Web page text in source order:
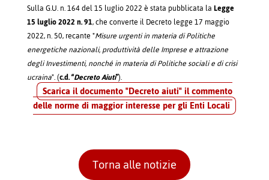
Sulla G.U. n. 164 del 15 luglio 2022 è stata pubblicata laLegge
15 luglio 2022 n. 91, che converte il Decreto legge 17 maggio
2022, n. 50, recante "Misure urgenti in materia di Politiche
energetiche nazionali, produttività delle Imprese e attrazione
degli Investimenti, nonché in materia di Politiche sociali e di crisi
ucraina". (c.d. “Decreto Aiuti”).
Scarica il documento "Decreto aiuti" il commento
delle norme di maggior interesse per gli Enti Locali
Torna alle notizie